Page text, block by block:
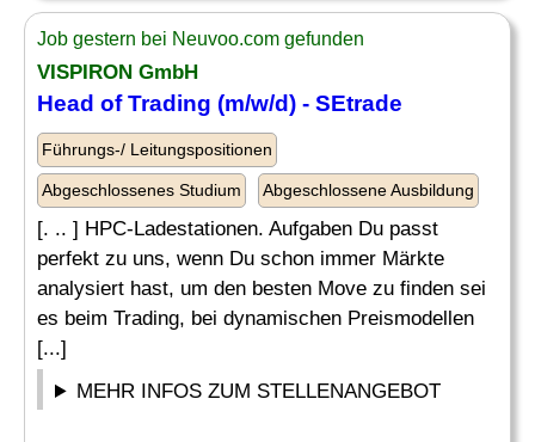
Job gestern bei Neuvoo.com gefunden
VISPIRON GmbH
Head of Trading (m/w/d) - SEtrade
Führungs-/ Leitungspositionen
Abgeschlossenes Studium Abgeschlossene Ausbildung
[. .. ] HPC-Ladestationen. Aufgaben Du passt
perfekt zu uns, wenn Du schon immer Märkte
analysiert hast, um den besten Move zu finden sei
es beim Trading, bei dynamischen Preismodellen
[...]
MEHR INFOS ZUM STELLENANGEBOT